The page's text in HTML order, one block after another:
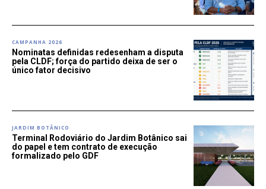
CAMPANHA 2026
Nominatas definidas redesenham a disputa
pela CLDF; força do partido deixa de ser o
único fator decisivo
JARDIM BOTÂNICO
Terminal Rodoviário do Jardim Botânico sai
do papel e tem contrato de execução
formalizado pelo GDF